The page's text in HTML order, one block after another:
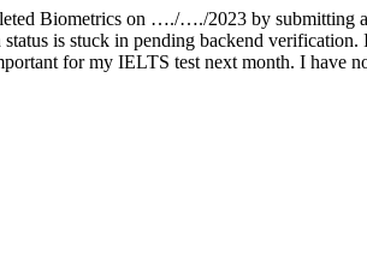
Biometrics on …./…./2023 by submitting all
is stuck in pending backend verification. I
for my IELTS test next month. I have